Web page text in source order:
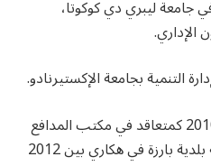
جامعة ليبري دي كوكوتا،
التنمية بجامعة الإكستيرنادو.
بينما بدأ مسيرته المهنية عام 2010 كمتعاقد في مكتب المدافع
عن الشعب، ثم أصبح شخصية بلدية بارزة في هكاري بين 2012